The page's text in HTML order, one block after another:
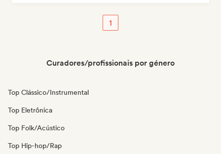
1
Curadores/profissionais por género
Top Clássico/Instrumental
Top Eletrônica
Top Folk/Acústico
Top Hip-hop/Rap